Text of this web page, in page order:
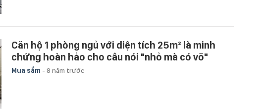
Căn hộ 1 phòng ngủ với diện tích 25m² là minh
chứng hoàn hảo cho câu nói "nhỏ mà có võ"
Mua sắm - 8 năm trước